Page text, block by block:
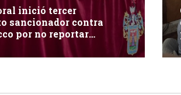
inició tercer
sancionador contra
por no reportar